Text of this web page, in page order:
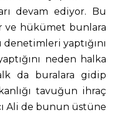
devam ediyor. Bu
ve hükümet bunlara
yaptığını
neden halka
da buralara gidip
tavuğun ihraç
Ali de bunun üstüne